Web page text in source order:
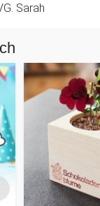
Sarah